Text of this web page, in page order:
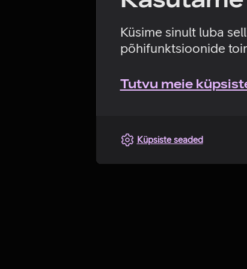
Küsime sinult luba
põhifunktsioonide
Tutvu meie
Küpsiste seaded